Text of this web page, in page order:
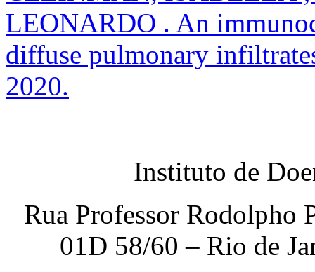
LEONARDO . An
diffuse pulmonary
2020.
Instituto de
Rua Professor Rodolpho
01D 58/60 – Rio de